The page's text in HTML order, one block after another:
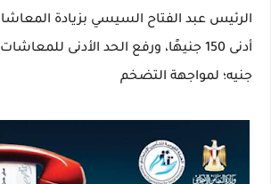
جنيه؛ لمواجهة التضخم